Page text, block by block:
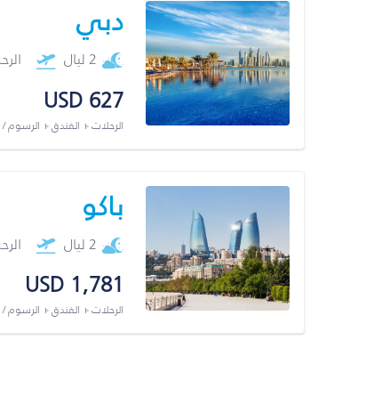
دبي
2 ليال
USD 627
الرحلات + الفندق +
باكو
2 ليال
USD 1,781
الرحلات + الفندق +